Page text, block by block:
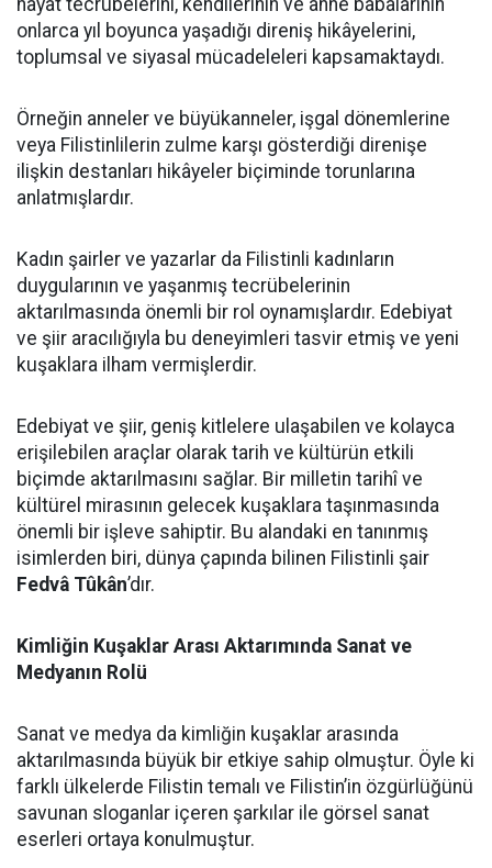
hayat tecrübelerini, kendilerinin ve anne babalarının
onlarca yıl boyunca yaşadığı direniş hikâyelerini,
toplumsal ve siyasal mücadeleleri kapsamaktaydı.
Örneğin anneler ve büyükanneler, işgal dönemlerine
veya Filistinlilerin zulme karşı gösterdiği direnişe
ilişkin destanları hikâyeler biçiminde torunlarına
anlatmışlardır.
Kadın şairler ve yazarlar da Filistinli kadınların
duygularının ve yaşanmış tecrübelerinin
aktarılmasında önemli bir rol oynamışlardır. Edebiyat
ve şiir aracılığıyla bu deneyimleri tasvir etmiş ve yeni
kuşaklara ilham vermişlerdir.
Edebiyat ve şiir, geniş kitlelere ulaşabilen ve kolayca
erişilebilen araçlar olarak tarih ve kültürün etkili
biçimde aktarılmasını sağlar. Bir milletin tarihî ve
kültürel mirasının gelecek kuşaklara taşınmasında
önemli bir işleve sahiptir. Bu alandaki en tanınmış
isimlerden biri, dünya çapında bilinen Filistinli şair
Fedvâ Tûkân’dır.
Kimliğin Kuşaklar Arası Aktarımında Sanat ve
Medyanın Rolü
Sanat ve medya da kimliğin kuşaklar arasında
aktarılmasında büyük bir etkiye sahip olmuştur. Öyle ki
farklı ülkelerde Filistin temalı ve Filistin’in özgürlüğünü
savunan sloganlar içeren şarkılar ile görsel sanat
eserleri ortaya konulmuştur.